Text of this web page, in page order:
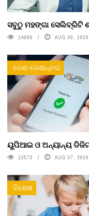
ସବୁଠୁ ମହଙ୍ଗା ସେଲିବ୍ରିଟି
14998 AUG 06, 2026
ଦେଶ-ଦେଶାନ୍ତର
ୟୁପିଆଇ ଓ ଅନ୍ୟାନ୍ୟ
13573 AUG 07, 2026
ବିଶେଷ